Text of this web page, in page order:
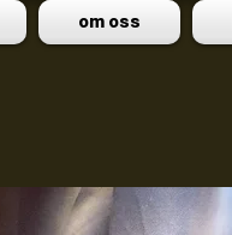
om oss